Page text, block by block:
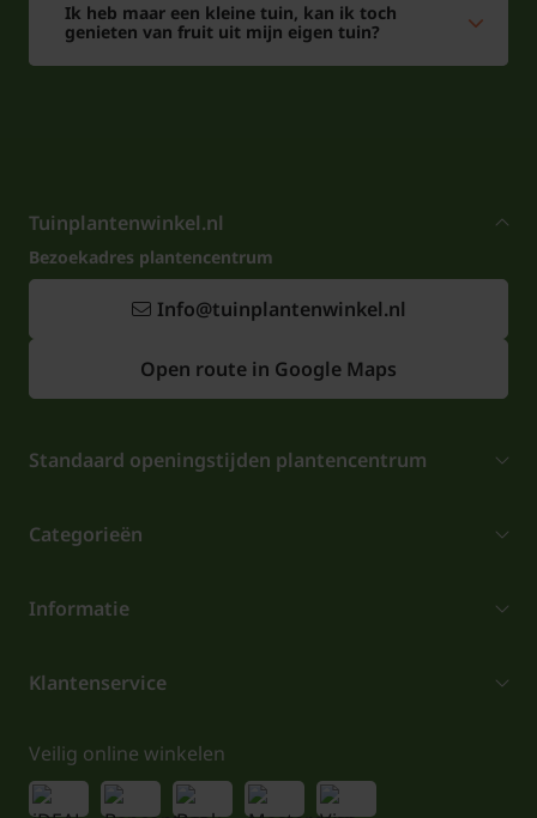
Ik heb maar een kleine tuin, kan ik toch
genieten van fruit uit mijn eigen tuin?
Tuinplantenwinkel.nl
Bezoekadres plantencentrum
Info@tuinplantenwinkel.nl
Open route in Google Maps
Standaard openingstijden plantencentrum
Categorieën
Informatie
Klantenservice
Veilig online winkelen